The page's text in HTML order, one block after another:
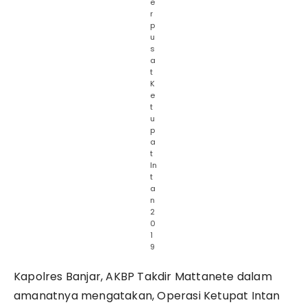
e
r
p
u
s
a
t
K
e
t
u
p
a
t
In
t
a
n
2
0
1
9
Kapolres Banjar, AKBP Takdir Mattanete dalam
amanatnya mengatakan, Operasi Ketupat Intan